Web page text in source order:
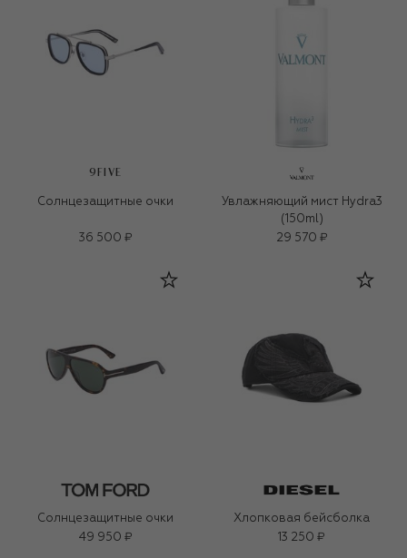
9FIVE
Солнцезащитные очки
36 500 ₽
Увлажняющий мист Hydra3
(150ml)
29 570 ₽
Солнцезащитные очки
49 950 ₽
Хлопковая бейсболка
13 250 ₽